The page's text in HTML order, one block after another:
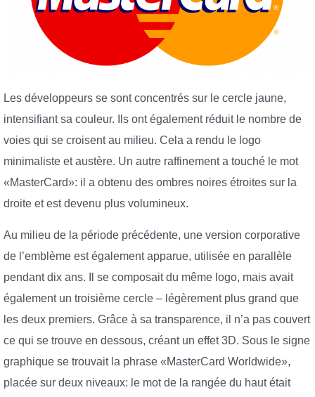
Les développeurs se sont concentrés sur le cercle jaune,
intensifiant sa couleur. Ils ont également réduit le nombre de
voies qui se croisent au milieu. Cela a rendu le logo
minimaliste et austère. Un autre raffinement a touché le mot
«MasterCard»: il a obtenu des ombres noires étroites sur la
droite et est devenu plus volumineux.
Au milieu de la période précédente, une version corporative
de l’emblème est également apparue, utilisée en parallèle
pendant dix ans. Il se composait du même logo, mais avait
également un troisième cercle – légèrement plus grand que
les deux premiers. Grâce à sa transparence, il n’a pas couvert
ce qui se trouve en dessous, créant un effet 3D. Sous le signe
graphique se trouvait la phrase «MasterCard Worldwide»,
placée sur deux niveaux: le mot de la rangée du haut était